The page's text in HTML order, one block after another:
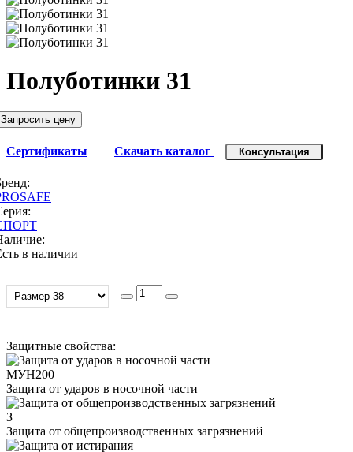
Полуботинки 31
Запросить цену
Сертификаты Скачать каталог Консультация
в наличии
Защитные свойства:
МУН200
Защита от ударов в носочной части
З
Защита от общепроизводственных загрязнений